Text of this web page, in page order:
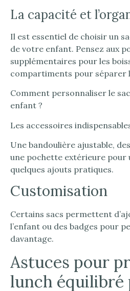
La capacité et
Il est essentiel de choisir un
de votre enfant. Pensez aux
supplémentaires pour les
compartiments pour séparer
Comment personnaliser le
enfant ?
Les accessoires
Une bandoulière ajustable,
une pochette extérieure pour
quelques ajouts pratiques.
Customisation
Certains sacs permettent
l’enfant ou des badges pour
davantage.
Astuces pour
lunch équilibré